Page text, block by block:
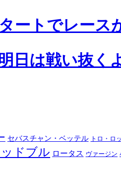
ートでレース
日は戦い抜く
セバスチャン・ベッテル トロ・ロ
ドブル ロータス ヴァージン